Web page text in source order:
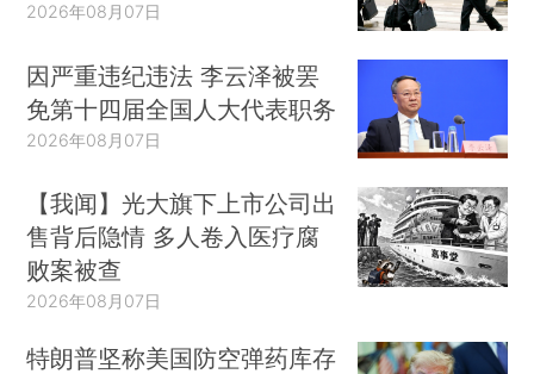
2026年08月07日
因严重违纪违法 李云泽被罢
免第十四届全国人大代表职务
2026年08月07日
【我闻】光大旗下上市公司出
售背后隐情 多人卷入医疗腐
败案被查
2026年08月07日
特朗普坚称美国防空弹药库存